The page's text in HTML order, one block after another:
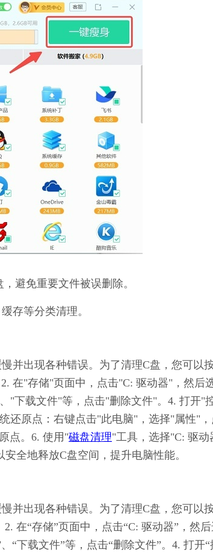
避免重要文件被误删除。
存等分类清理。
并出现各种错误。为了清理C盘，您可以
在"存储"页面中，点击"C: 驱动器"，然后
"下载文件"等，点击"删除文件"。4. 打开"
还原点：右键点击"此电脑"，选择"属性"
点。6. 使用"磁盘清理"工具，选择"C: 驱动
全地释放C盘空间，提升电脑性能。
并出现各种错误。为了清理C盘，您可以
在“存储”页面中，点击“C: 驱动器”，然
“下载文件”等，点击“删除文件”。4. 打开“